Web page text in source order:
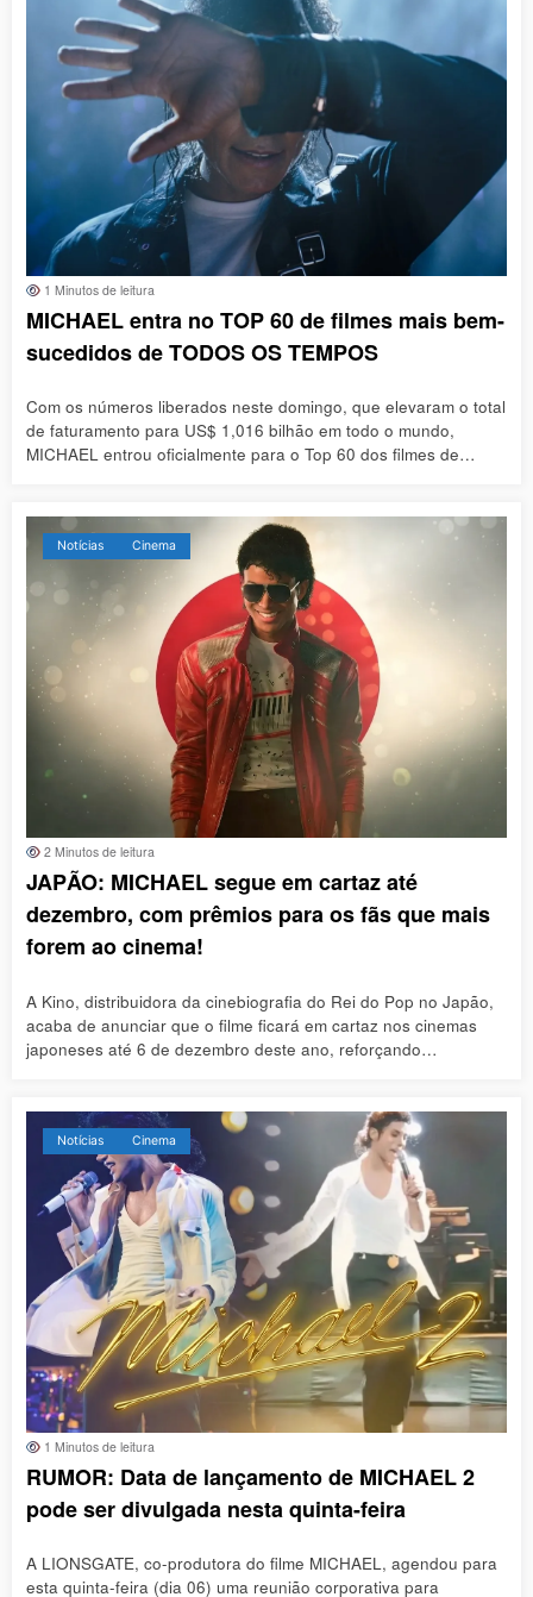
1 Minutos de leitura
MICHAEL entra no TOP 60 de filmes mais bem-
sucedidos de TODOS OS TEMPOS
Com os números liberados neste domingo, que elevaram o total
de faturamento para US$ 1,016 bilhão em todo o mundo,
MICHAEL entrou oficialmente para o Top 60 dos filmes de…
Notícias Cinema
2 Minutos de leitura
JAPÃO: MICHAEL segue em cartaz até
dezembro, com prêmios para os fãs que mais
forem ao cinema!
A Kino, distribuidora da cinebiografia do Rei do Pop no Japão,
acaba de anunciar que o filme ficará em cartaz nos cinemas
japoneses até 6 de dezembro deste ano, reforçando…
Notícias Cinema
1 Minutos de leitura
RUMOR: Data de lançamento de MICHAEL 2
pode ser divulgada nesta quinta-feira
A LIONSGATE, co-produtora do filme MICHAEL, agendou para
esta quinta-feira (dia 06) uma reunião corporativa para